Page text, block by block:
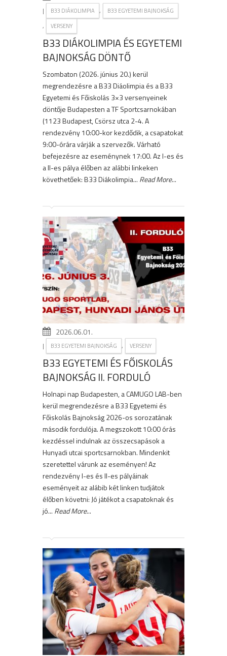
| B33 DIÁKOLIMPIA , B33 EGYETEMI BAJNOKSÁG
, VERSENY
B33 DIÁKOLIMPIA ÉS EGYETEMI
BAJNOKSÁG DÖNTŐ
Szombaton (2026. június 20.) kerül
megrendezésre a B33 Diáolimpia és a B33
Egyetemi és Főiskolás 3×3 versenyeinek
döntője Budapesten a TF Sportcsarnokában
(1123 Budapest, Csörsz utca 2-4. A
rendezvény 10:00-kor kezdődik, a csapatokat
9:00-órára várják a szervezők. Várható
befejezésre az eseménynek 17:00. Az I-es és
a II-es pálya élőben az alábbi linkeken
követhetőek: B33 Diákolimpia... Read More...
2026.06.01.
| B33 EGYETEMI BAJNOKSÁG , VERSENY
B33 EGYETEMI ÉS FŐISKOLÁS
BAJNOKSÁG II. FORDULÓ
Holnapi nap Budapesten, a CAMUGO LAB-ben
kerül megrendezésre a B33 Egyetemi és
Főiskolás Bajnokság 2026-os sorozatának
második fordulója. A megszokott 10:00 órás
kezdéssel indulnak az összecsapások a
Hunyadi utcai sportcsarnokban. Mindenkit
szeretettel várunk az eseményen! Az
rendezvény I-es és II-es pályáinak
eseményeit az alábib két linken tudjátok
élőben követni: Jó játékot a csapatoknak és
jó... Read More...